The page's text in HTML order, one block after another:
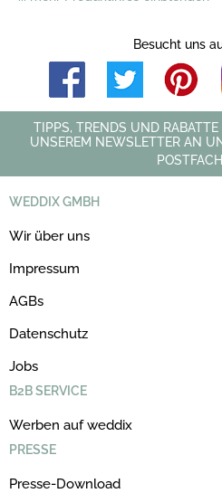
Besucht uns
TIPPS, TRENDS UND
UNSEREM NEWSLETTER AN
POSTFACH
WEDDIX GMBH
Wir über uns
Impressum
AGBs
Datenschutz
Jobs
B2B SERVICE
Werben auf weddix
PRESSE
Presse-Download